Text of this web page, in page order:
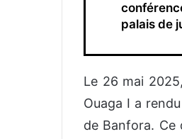
palais de
Le 26 mai
Ouaga I a
de Banfora. Ce